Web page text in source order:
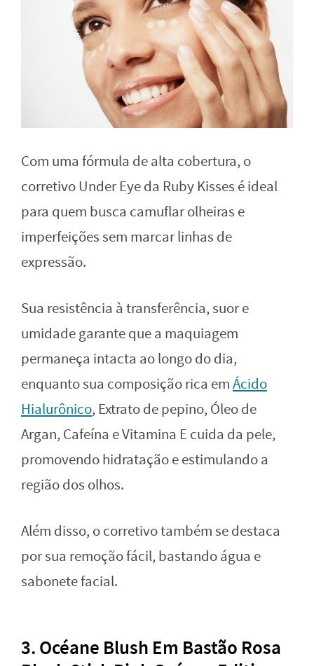
Com uma fórmula de alta cobertura, o
corretivo Under Eye da Ruby Kisses é ideal
para quem busca camuflar olheiras e
imperfeições sem marcar linhas de
expressão.
Sua resistência à transferência, suor e
umidade garante que a maquiagem
permaneça intacta ao longo do dia,
enquanto sua composição rica emÁcido
Hialurônico, Extrato de pepino, Óleo de
Argan, Cafeína e Vitamina E cuida da pele,
promovendo hidratação e estimulando a
região dos olhos.
Além disso, o corretivo também se destaca
por sua remoção fácil, bastando água e
sabonete facial.
3. Océane Blush Em Bastão Rosa